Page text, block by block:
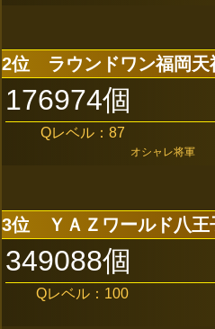
2位 ラウンドワン福岡天
176974個
Qレベル：87
オシャレ将軍
3位 ＹＡＺワールド八王
349088個
Qレベル：100